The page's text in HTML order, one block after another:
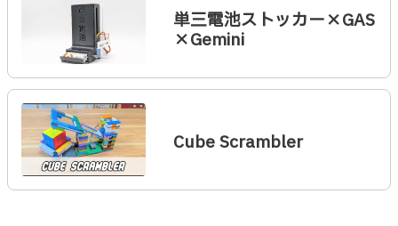
単三電池ストッカー×GAS
×Gemini
Cube Scrambler